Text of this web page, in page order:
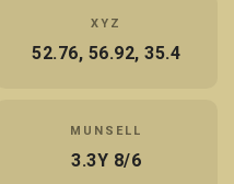
XYZ
52.76, 56.92, 35.4
MUNSELL
3.3Y 8/6